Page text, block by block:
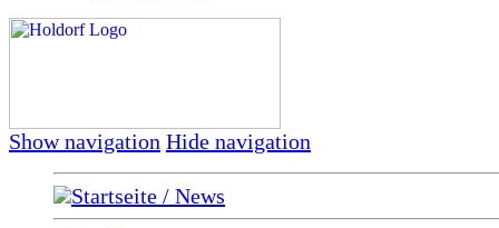
Show navigation Hide navigation
Startseite / News